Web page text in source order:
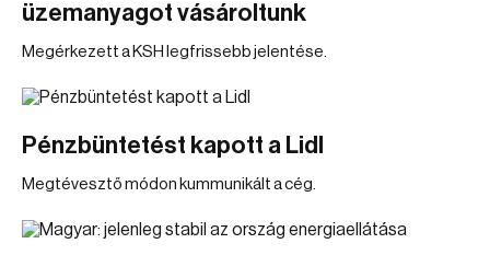
üzemanyagot vásároltunk
Megérkezett a KSH legfrissebb jelentése.
Pénzbüntetést kapott a Lidl
Megtévesztő módon kummunikált a cég.